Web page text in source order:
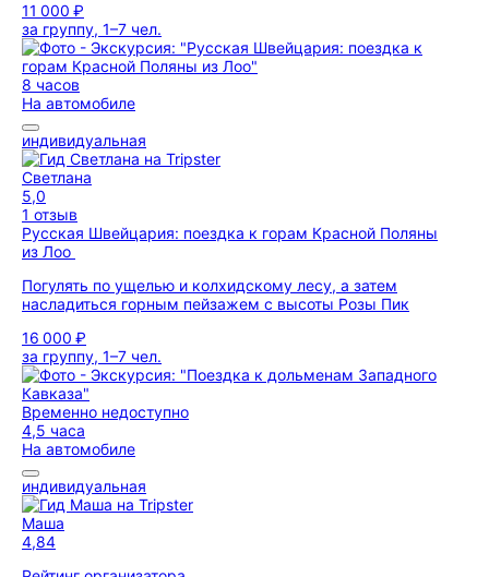
11 000 ₽
за группу, 1–7 чел.
8 часов
На автомобиле
индивидуальная
Светлана
5,0
1 отзыв
Русская Швейцария: поездка к горам Красной Поляны
из Лоо
Погулять по ущелью и колхидскому лесу, а затем
насладиться горным пейзажем с высоты Розы Пик
16 000 ₽
за группу, 1–7 чел.
Временно недоступно
4,5 часа
На автомобиле
индивидуальная
Маша
4,84